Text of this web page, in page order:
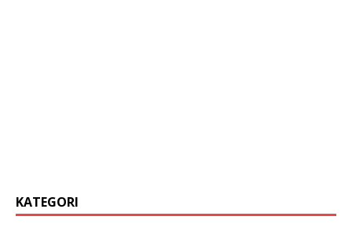
KATEGORI